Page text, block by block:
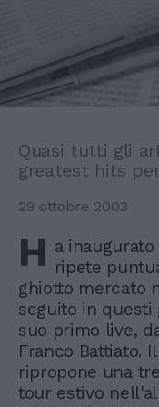
Quasi tutti gli
greatest hits
29 ottobre 2003
H a
ripete
ghiotto mercato
seguito in questi
suo primo live,
Franco Battiato.
ripropone una
tour estivo